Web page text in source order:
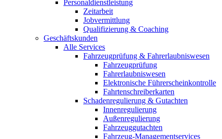
Personaldienstleistung
Zeitarbeit
Jobvermittlung
Qualifizierung & Coaching
Geschäftskunden
Alle Services
Fahrzeugprüfung & Fahrerlaubniswesen
Fahrzeugprüfung
Fahrerlaubniswesen
Elektronische Führerscheinkontrolle
Fahrtenschreiberkarten
Schadenregulierung & Gutachten
Innenregulierung
Außenregulierung
Fahrzeuggutachten
Fahrzeug-Managementservices